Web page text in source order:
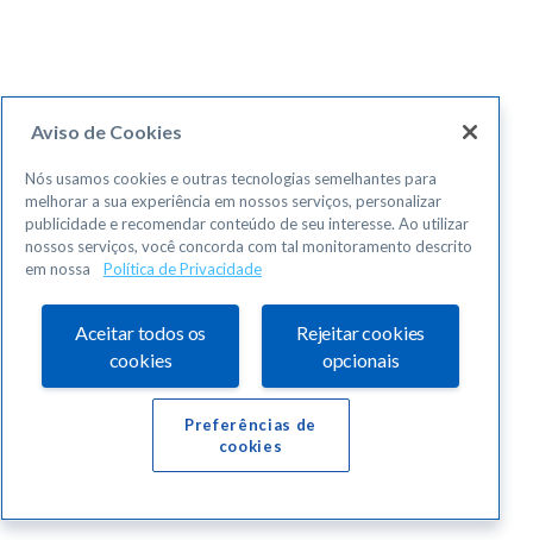
Aviso de Cookies
Nós usamos cookies e outras tecnologias semelhantes para
melhorar a sua experiência em nossos serviços, personalizar
publicidade e recomendar conteúdo de seu interesse. Ao utilizar
nossos serviços, você concorda com tal monitoramento descrito
em nossa
Política de Privacidade
Aceitar todos os
cookies
Rejeitar cookies
opcionais
Preferências de
cookies